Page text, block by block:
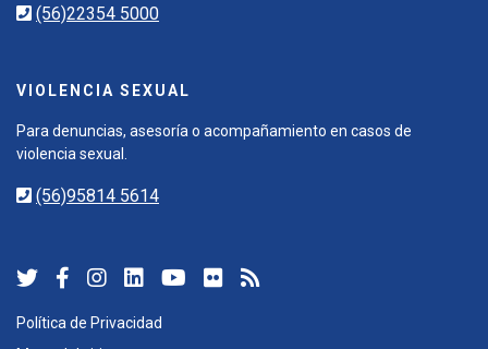
(56)22354 5000
VIOLENCIA SEXUAL
Para denuncias, asesoría o acompañamiento en casos de
violencia sexual.
(56)95814 5614
Política de Privacidad